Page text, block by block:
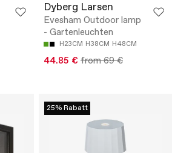
Dyberg Larsen
Evesham Outdoor lamp
- Gartenleuchten
H23CM H38CM H48CM
44.85 € from 69 €
25% Rabatt